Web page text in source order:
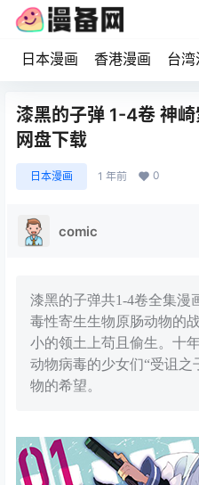
日本漫画 香港漫画 台湾
漆黑的子弹 1-4卷 神
网盘下载
日本漫画 1 年前 0
comic
漆黑的子弹共1-4卷全集漫
毒性寄生生物原肠动物的
小的领土上苟且偷生。十
动物病毒的少女们“受诅之
物的希望。